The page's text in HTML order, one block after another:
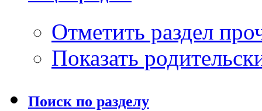
Отметить раздел
Показать
Поиск по разделу